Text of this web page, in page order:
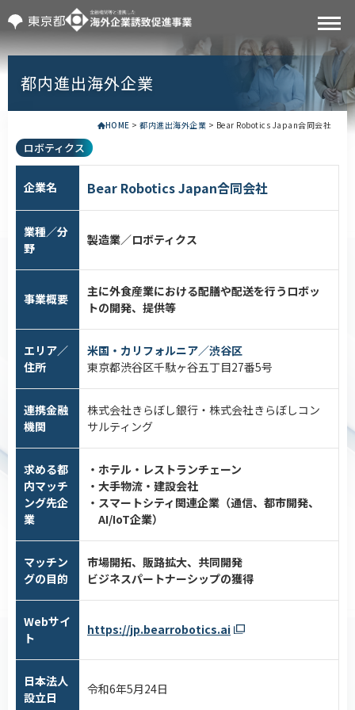
都内進出海外企業
HOME > 都内進出海外企業 > Bear Robotics Japan合同会社
ロボティクス
企業名 Bear Robotics Japan合同会社
業種／分
野
製造業／ロボティクス
事業概要
主に外食産業における配膳や配送を行うロボッ
トの開発、提供等
エリア／
住所
米国・カリフォルニア／渋谷区
東京都渋谷区千駄ヶ谷五丁目27番5号
連携金融
機関
株式会社きらぼし銀行・株式会社きらぼしコン
サルティング
求める都
内マッチ
ング先企
業
・ホテル・レストランチェーン
・大手物流・建設会社
・スマートシティ関連企業（通信、都市開発、
AI/IoT企業）
マッチン
グの目的
市場開拓、販路拡大、共同開発
ビジネスパートナーシップの獲得
Webサイ
ト
https://jp.bearrobotics.ai
日本法人
設立日
令和6年5月24日